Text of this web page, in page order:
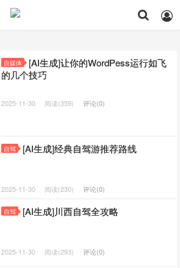
自媒体
[AI生成]让你的WordPess运行如飞
的几个技巧
2025-11-30 阅读(359) 评论(0)
自驾 [AI生成]经典自驾游推荐路线
2025-11-30 阅读(230) 评论(0)
自驾 [AI生成]川西自驾全攻略
2025-11-30 阅读(293) 评论(0)